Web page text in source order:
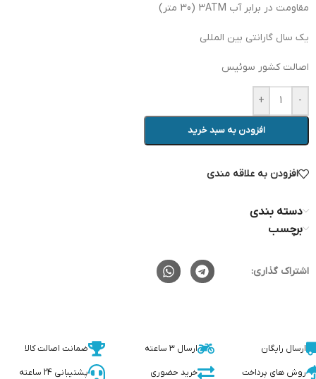
مقاومت در برابر آب 3ATM (30 متر)
یک سال گارانتی بین المللی
اصالت کشور سوئیس
-
+
افزودن به سبد خرید
افزودن به علاقه مندی
دسته بندی
برچسب
اشتراک گذاری:
ارسال رایگان ارسال 3 ساعته ضمانت اصالت کالا
روش های پرداخت خرید حضوری پشتیبانی 24 ساعته